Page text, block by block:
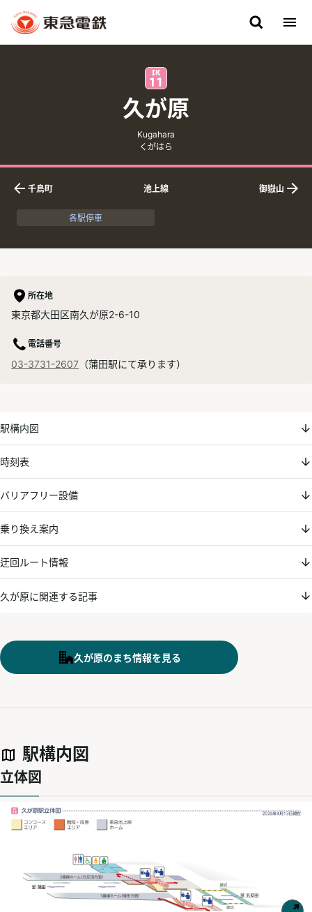
久が原
Kugahara
くがはら
池上線
下りの隣接駅
千鳥町 上りの隣接駅
御嶽山
各駅停車
所在地
東京都大田区南久が原2-6-10
電話番号
03-3731-2607 （蒲田駅にて承ります）
駅構内図
時刻表
バリアフリー設備
乗り換え案内
迂回ルート情報
久が原に関連する記事
久が原のまち情報を見る
駅構内図
立体図